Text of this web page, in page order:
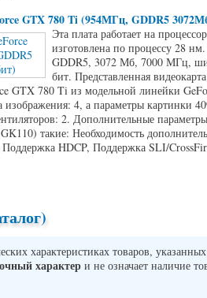
GTX 780 Ti (954МГц, GDDR5
Эта плата работает на
изготовлена по процессу 28
GDDR5, 3072 Мб, 7000 МГц,
бит. Представленная
GTX 780 Ti из модельной линейки
изображения: 4, а параметры картинки
2. Дополнительные
такие: Необходимость
HDCP, Поддержка SLI/
характеристиках товаров,
характери не означает наличие